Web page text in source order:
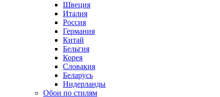
Швеция
Италия
Россия
Германия
Китай
Бельгия
Корея
Словакия
Беларусь
Нидерланды
Обои по стилям